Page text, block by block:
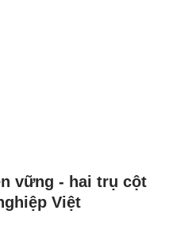
vững - hai trụ cột
Việt